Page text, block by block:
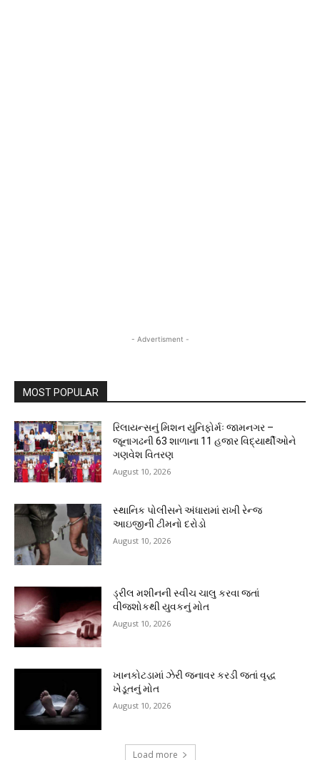
- Advertisment -
MOST POPULAR
રિલાયન્સનું મિશન યુનિફોર્મઃ જામનગર –
જૂનાગઢની 63 શાળાના 11 હજાર વિદ્યાર્થીઓને
ગણવેશ વિતરણ
August 10, 2026
સ્થાનિક પોલીસને અંધારામાં રાખી રેન્જ
આઇજીની ટીમનો દરોડો
August 10, 2026
ડ્રીલ મશીનની સ્વીચ ચાલુ કરવા જતાં
વીજશોકથી યુવકનું મોત
August 10, 2026
ખાનકોટડામાં ઝેરી જનાવર કરડી જતાં વૃદ્ધ
ખેડૂતનું મોત
August 10, 2026
Load more